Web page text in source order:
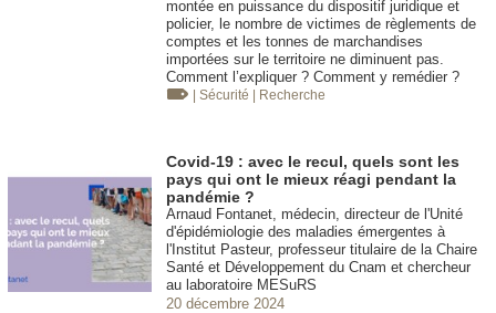
montée en puissance du dispositif juridique et
policier, le nombre de victimes de règlements de
comptes et les tonnes de marchandises
importées sur le territoire ne diminuent pas.
Comment l’expliquer ? Comment y remédier ?
| Sécurité | Recherche
Covid-19 : avec le recul, quels sont les
pays qui ont le mieux réagi pendant la
pandémie ?
Arnaud Fontanet, médecin, directeur de l'Unité
d'épidémiologie des maladies émergentes à
l'Institut Pasteur, professeur titulaire de la Chaire
Santé et Développement du Cnam et chercheur
au laboratoire MESuRS
20 décembre 2024